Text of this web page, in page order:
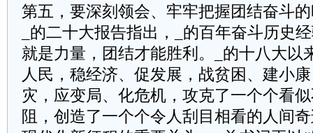
第五，要深刻领会、牢牢把握团结奋斗
_的二十大报告指出，_的百年奋斗历史
就是力量，团结才能胜利。_的十八大以
人民，稳经济、促发展，战贫困、建小
灾，应变局、化危机，攻克了一个个看
阻，创造了一个个令人刮目相看的人间